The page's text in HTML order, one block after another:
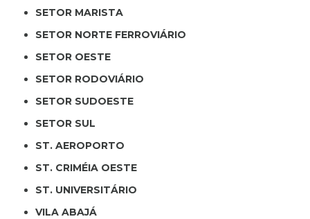
SETOR MARISTA
SETOR NORTE FERROVIÁRIO
SETOR OESTE
SETOR RODOVIÁRIO
SETOR SUDOESTE
SETOR SUL
ST. AEROPORTO
ST. CRIMÉIA OESTE
ST. UNIVERSITÁRIO
VILA ABAJÁ